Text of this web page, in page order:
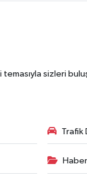
sizleri
Trafik